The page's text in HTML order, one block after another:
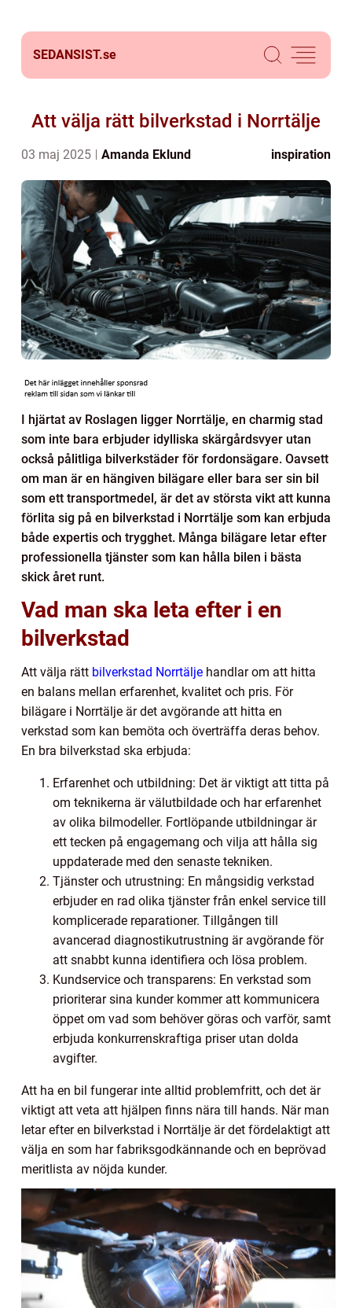
SEDANSIST.se
Att välja rätt bilverkstad i Norrtälje
03 maj 2025 Amanda Eklund inspiration
I hjärtat av Roslagen ligger Norrtälje, en charmig stad
som inte bara erbjuder idylliska skärgårdsvyer utan
också pålitliga bilverkstäder för fordonsägare. Oavsett
om man är en hängiven bilägare eller bara ser sin bil
som ett transportmedel, är det av största vikt att kunna
förlita sig på en bilverkstad i Norrtälje som kan erbjuda
både expertis och trygghet. Många bilägare letar efter
professionella tjänster som kan hålla bilen i bästa
skick året runt.
Vad man ska leta efter i en
bilverkstad
Att välja rätt bilverkstad Norrtälje handlar om att hitta
en balans mellan erfarenhet, kvalitet och pris. För
bilägare i Norrtälje är det avgörande att hitta en
verkstad som kan bemöta och överträffa deras behov.
En bra bilverkstad ska erbjuda:
Erfarenhet och utbildning: Det är viktigt att titta på
om teknikerna är välutbildade och har erfarenhet
av olika bilmodeller. Fortlöpande utbildningar är
ett tecken på engagemang och vilja att hålla sig
uppdaterade med den senaste tekniken.
Tjänster och utrustning: En mångsidig verkstad
erbjuder en rad olika tjänster från enkel service till
komplicerade reparationer. Tillgången till
avancerad diagnostikutrustning är avgörande för
att snabbt kunna identifiera och lösa problem.
Kundservice och transparens: En verkstad som
prioriterar sina kunder kommer att kommunicera
öppet om vad som behöver göras och varför, samt
erbjuda konkurrenskraftiga priser utan dolda
avgifter.
Att ha en bil fungerar inte alltid problemfritt, och det är
viktigt att veta att hjälpen finns nära till hands. När man
letar efter en bilverkstad i Norrtälje är det fördelaktigt att
välja en som har fabriksgodkännande och en beprövad
meritlista av nöjda kunder.